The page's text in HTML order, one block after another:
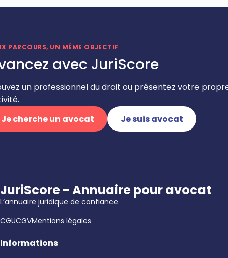
PARCOURS, UN MÊME OBJECTIF
avec JuriScore
un professionnel du droit ou présentez votre
Je cherche un avocat
Je suis avocat
JuriScore - Annuaire pour avocat
L’annuaire juridique de confiance.
CGUCGVMentions légales
Informations